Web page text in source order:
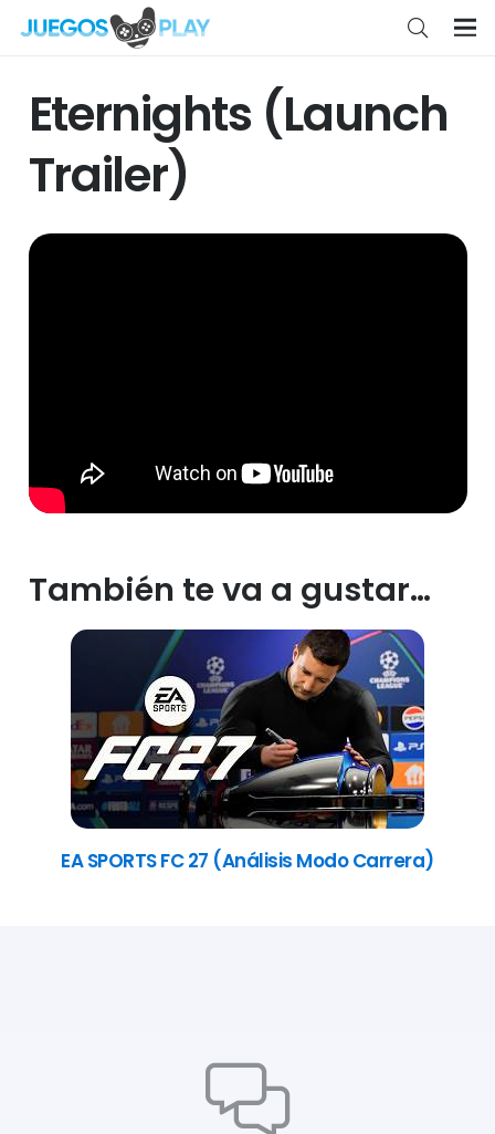
Eternights (Launch
Trailer)
También te va a gustar…
EA SPORTS FC 27 (Análisis Modo Carrera)